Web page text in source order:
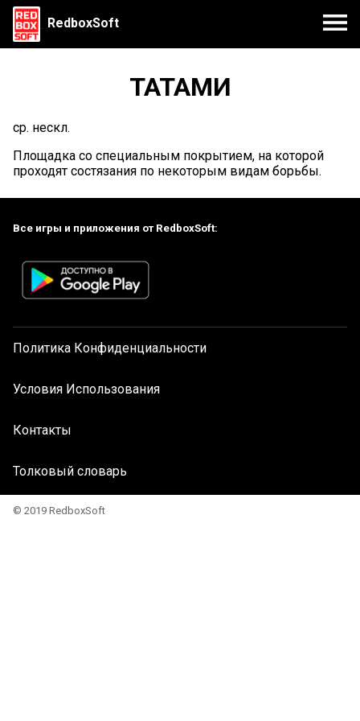
RedboxSoft
ТАТАМИ
ср. нескл.
Площадка со специальным покрытием, на которой
проходят состязания по некоторым видам борьбы.
Все игры и приложения от RedboxSoft:
Политика Конфиденциальности
Условия Использования
Контакты
Толковый словарь
© 2019 RedboxSoft